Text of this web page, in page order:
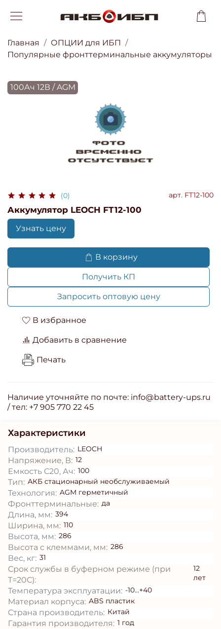
Главная
ОПЦИИ для ИБП
Популярные фронттерминальные аккумуляторы
100Ач 12В / AGM
(0) арт. FT12-100
Аккумулятор LEOCH FT12-100
Узнать цену
В корзину
Получить КП
Запросить оптовую цену
В избранное
Добавить в сравнение
Печать
Наличие уточняйте по почте: info@battery-ups.ru
/ тел: +7 905 770 22 45
Характеристики
Производитель: LEOCH
Напряжение, В: 12
Емкость С20, Ач: 100
Тип: АКБ стационарный необслуживаемый
Технология: AGM герметичный
Фронттерминальные: да
Длина, мм: 394
Ширина, мм: 110
Высота, мм: 286
Высота с клеммами, мм: 286
Вес, кг: 31
Срок службы в буферном режиме (при
T=20С):
12
лет
Температура эксплуатации: -10...+40
Материал корпуса: ABS пластик
Страна производитель: Китай
Гарантия производителя: 1 год